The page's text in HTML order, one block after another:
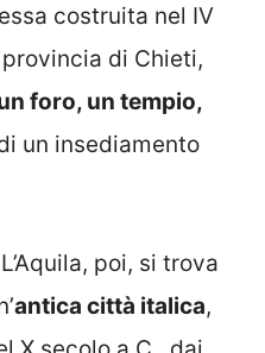
costruita nel IV
di Chieti,
foro, un tempio,
un insediamento
poi, si trova
antica città italica,